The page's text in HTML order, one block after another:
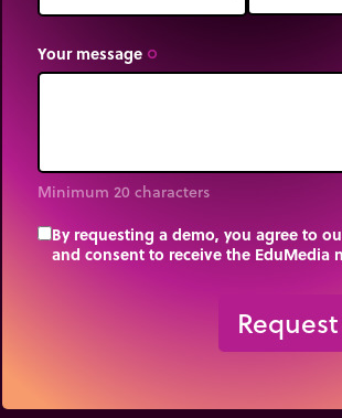
Your message trip_origin
Minimum 20 characters
By requesting a demo, you agree to
and consent to receive the EduMedia